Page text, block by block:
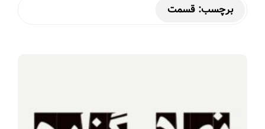
برچسب: قسمت